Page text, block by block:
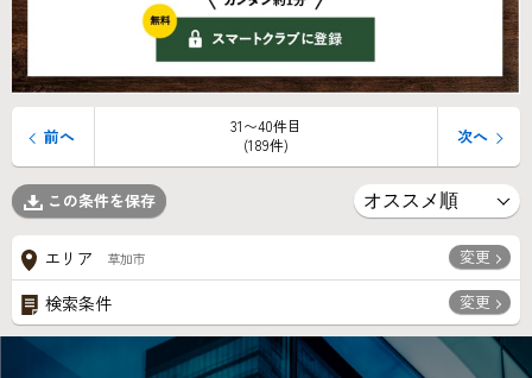
31〜40件目
(189件)
前へ 次へ
この条件を保存
エリア 草加市 変更
検索条件 変更